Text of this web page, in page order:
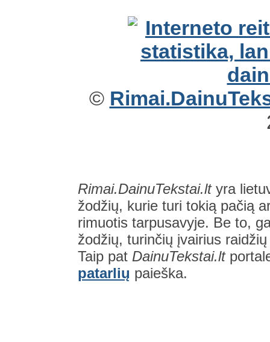
©
Rimai.DainuTekstai.ltyra
žodžių, kurie turi tokią pačią
rimuotis tarpusavyje. Be to,
žodžių, turinčių įvairius
Taip pat DainuTekstai.lt
patarlių paieška.